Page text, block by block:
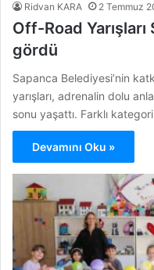
Ridvan KARA 2 Temmuz
Off-Road
gördü
Sapanca Belediyesi’nin
yarışları, adrenalin dolu
sonu yaşattı. Farklı
Devamını Oku »